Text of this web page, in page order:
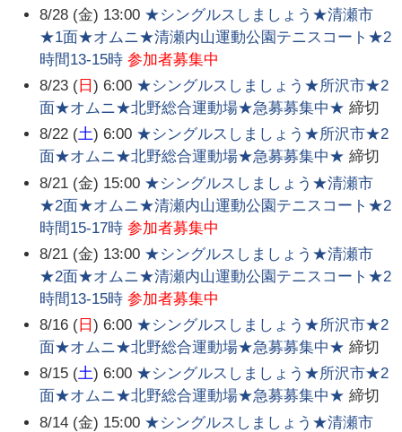
8/28 (金) 13:00 ★シングルスしましょう★清瀬市
★1面★オムニ★清瀬内山運動公園テニスコート★2
時間13-15時 参加者募集中
8/23 ( 日) 6:00 ★シングルスしましょう★所沢市★2
面★オムニ★北野総合運動場★急募募集中★ 締切
8/22 (土) 6:00 ★シングルスしましょう★所沢市★2
面★オムニ★北野総合運動場★急募募集中★ 締切
8/21 (金) 15:00 ★シングルスしましょう★清瀬市
★2面★オムニ★清瀬内山運動公園テニスコート★2
時間15-17時 参加者募集中
8/21 (金) 13:00 ★シングルスしましょう★清瀬市
★2面★オムニ★清瀬内山運動公園テニスコート★2
時間13-15時 参加者募集中
8/16 ( 日) 6:00 ★シングルスしましょう★所沢市★2
面★オムニ★北野総合運動場★急募募集中★ 締切
8/15 (土) 6:00 ★シングルスしましょう★所沢市★2
面★オムニ★北野総合運動場★急募募集中★ 締切
8/14 (金) 15:00 ★シングルスしましょう★清瀬市